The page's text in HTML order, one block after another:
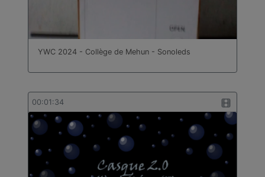
YWC 2024 - Collège de Mehun - Sonoleds
00:01:34